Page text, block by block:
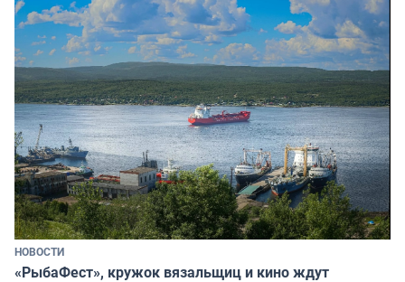
НОВОСТИ
«РыбаФест», кружок вязальщиц и кино ждут